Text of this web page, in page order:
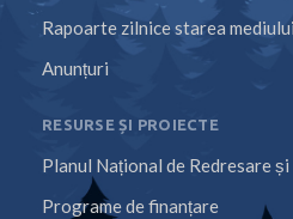
Rapoarte zilnice starea mediului
Anunțuri
RESURSE ȘI PROIECTE
Planul Național de Redresare
Programe de finanțare